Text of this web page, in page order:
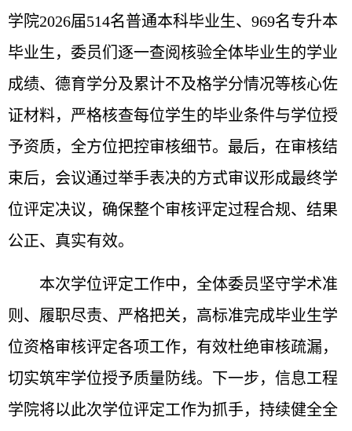
学院2026届514名普通本科毕业生、 969名专升本
毕业生，委员们逐一查阅核验全体毕业生的学业
成绩、德育学分及累计不及格学分情况等核心佐
证材料，严格核查每位学生的毕业条件与学位授
予资质，全方位把控审核细节。最后，在审核结
束后，会议通过举手表决的方式审议形成最终学
位评定决议，确保整个审核评定过程合规、结果
公正、真实有效。
本次学位评定工作中，全体委员坚守学术准
则、履职尽责、严格把关，高标准完成毕业生学
位资格审核评定各项工作，有效杜绝审核疏漏，
切实筑牢学位授予质量防线。下一步，信息工程
学院将以此次学位评定工作为抓手，持续健全全